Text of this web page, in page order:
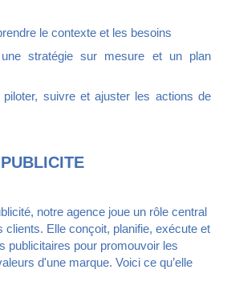
le contexte et les besoins
stratégie sur mesure et un plan
suivre et ajuster les actions de
PUBLICITE
notre agence joue un rôle central
clients. Elle conçoit, planifie, exécute et
publicitaires pour promouvoir les
d'une marque. Voici ce qu’elle